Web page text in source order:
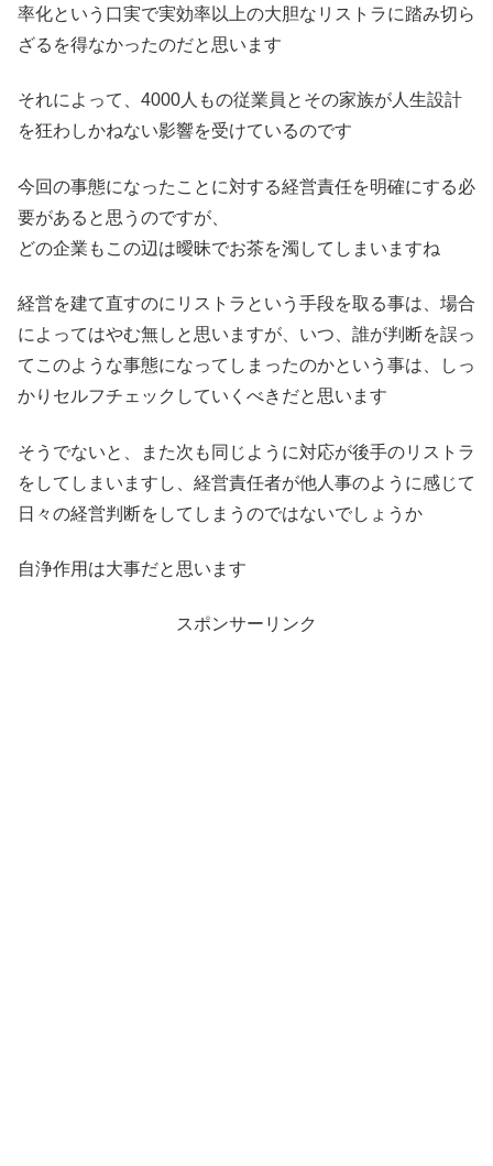
率化という口実で実効率以上の大胆なリストラに踏み切ら
ざるを得なかったのだと思います
それによって、4000人もの従業員とその家族が人生設計
を狂わしかねない影響を受けているのです
今回の事態になったことに対する経営責任を明確にする必
要があると思うのですが、
どの企業もこの辺は曖昧でお茶を濁してしまいますね
経営を建て直すのにリストラという手段を取る事は、場合
によってはやむ無しと思いますが、いつ、誰が判断を誤っ
てこのような事態になってしまったのかという事は、しっ
かりセルフチェックしていくべきだと思います
そうでないと、また次も同じように対応が後手のリストラ
をしてしまいますし、経営責任者が他人事のように感じて
日々の経営判断をしてしまうのではないでしょうか
自浄作用は大事だと思います
スポンサーリンク